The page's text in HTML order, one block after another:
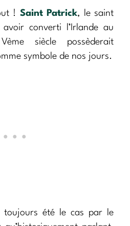
! Saint Patrick, le saint
converti l’Irlande au
siècle possèderait
symbole de nos jours.
toujours été le cas par le